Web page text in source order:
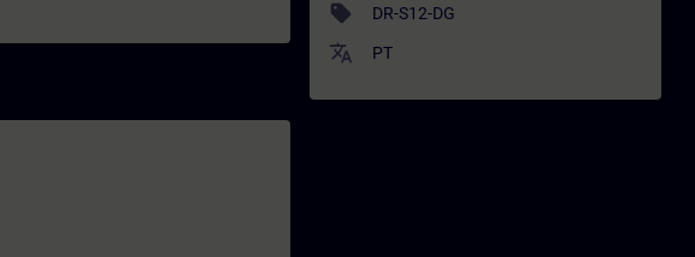
sell DR-S12-DG
translate PT